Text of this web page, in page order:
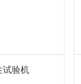
试验机